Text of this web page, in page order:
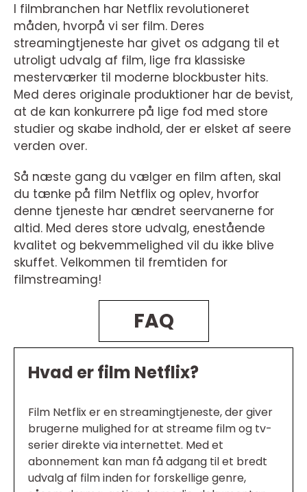
I filmbranchen har Netflix revolutioneret
måden, hvorpå vi ser film. Deres
streamingtjeneste har givet os adgang til et
utroligt udvalg af film, lige fra klassiske
mesterværker til moderne blockbuster hits.
Med deres originale produktioner har de bevist,
at de kan konkurrere på lige fod med store
studier og skabe indhold, der er elsket af seere
verden over.
Så næste gang du vælger en film aften, skal
du tænke på film Netflix og oplev, hvorfor
denne tjeneste har ændret seervanerne for
altid. Med deres store udvalg, enestående
kvalitet og bekvemmelighed vil du ikke blive
skuffet. Velkommen til fremtiden for
filmstreaming!
FAQ
Hvad er film Netflix?
Film Netflix er en streamingtjeneste, der giver
brugerne mulighed for at streame film og tv-
serier direkte via internettet. Med et
abonnement kan man få adgang til et bredt
udvalg af film inden for forskellige genre,